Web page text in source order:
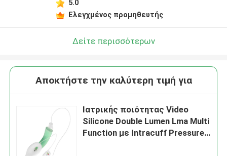
5.0
Ελεγχμένος προμηθευτής
Δείτε περισσότερων
Αποκτήστε την καλύτερη τιμή για
Ιατρικής ποιότητας Video
Silicone Double Lumen Lma Multi
Function με Intracuff Pressure